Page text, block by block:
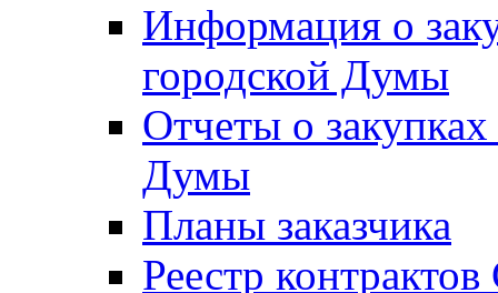
Информация о
городской Думы
Отчеты о
Думы
Планы заказчика
Реестр